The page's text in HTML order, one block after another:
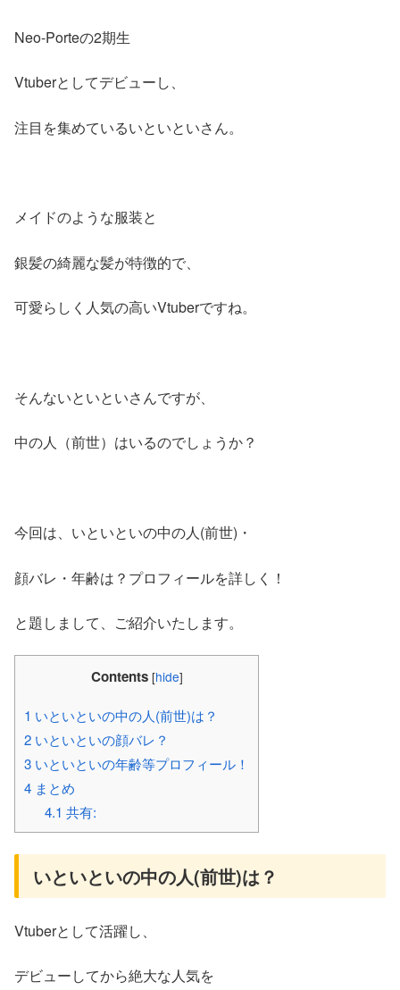
Neo-Porteの2期生
Vtuberとしてデビューし、
注目を集めているいといといさん。
メイドのような服装と
銀髪の綺麗な髪が特徴的で、
可愛らしく人気の高いVtuberですね。
そんないといといさんですが、
中の人（前世）はいるのでしょうか？
今回は、いといといの中の人(前世)・
顔バレ・年齢は？プロフィールを詳しく！
と題しまして、ご紹介いたします。
Contents [hide]
1 いといといの中の人(前世)は？
2 いといといの顔バレ？
3 いといといの年齢等プロフィール！
4 まとめ
4.1 共有:
いといといの中の人(前世)は？
Vtuberとして活躍し、
デビューしてから絶大な人気を